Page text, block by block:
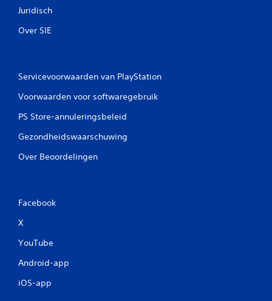
Juridisch
Over SIE
Servicevoorwaarden van PlayStation
Voorwaarden voor softwaregebruik
PS Store-annuleringsbeleid
Gezondheidswaarschuwing
Over Beoordelingen
Facebook
X
YouTube
Android-app
iOS-app